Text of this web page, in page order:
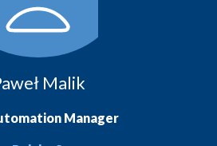
Malik
Manager